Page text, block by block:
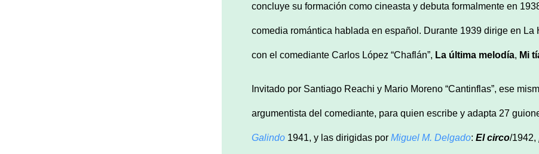
concluye su formación como cineasta y debuta formalmente en
comedia romántica hablada en español. Durante 1939 dirige en La
con el comediante Carlos López “Chaflán”, La última melodía, Mi
Invitado por Santiago Reachi y Mario Moreno “Cantinflas”, ese
argumentista del comediante, para quien escribe y adapta 27
Galindo 1941, y las dirigidas por Miguel M. Delgado: El circo/1942,